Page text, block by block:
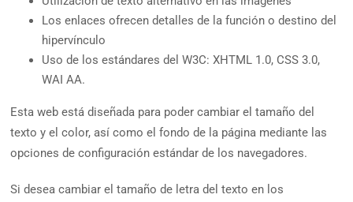
Los enlaces ofrecen detalles de la función o destino del
hipervínculo
Uso de los estándares del W3C: XHTML 1.0, CSS 3.0,
WAI AA.
Esta web está diseñada para poder cambiar el tamaño del
texto y el color, así como el fondo de la página mediante las
opciones de configuración estándar de los navegadores.
Si desea cambiar el tamaño de letra del texto en los